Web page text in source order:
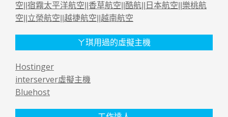
空 宿霧太平洋航空 香草航空 酷航 日本航空 樂桃航
空 立榮航空 越捷航空 越南航空
ㄚ琪用過的虛擬主機
Hostinger
interserver虛擬主機
Bluehost